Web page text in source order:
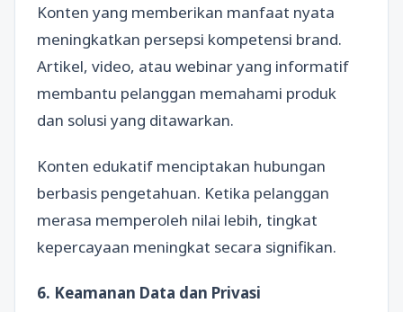
Konten yang memberikan manfaat nyata
meningkatkan persepsi kompetensi brand.
Artikel, video, atau webinar yang informatif
membantu pelanggan memahami produk
dan solusi yang ditawarkan.
Konten edukatif menciptakan hubungan
berbasis pengetahuan. Ketika pelanggan
merasa memperoleh nilai lebih, tingkat
kepercayaan meningkat secara signifikan.
6. Keamanan Data dan Privasi